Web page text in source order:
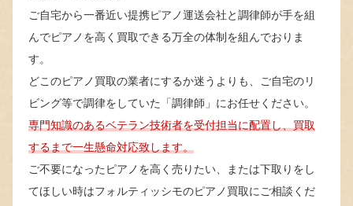
ご自宅から一番近い提携ピアノ運送会社と調律師が手を組
んでピアノを高く買取できる万全の体制を組んでおりま
す。
どこのピアノ買取の業者にするか迷うよりも、ご自宅のリ
ビング等で調律をしていた「調律師」にお任せください。
専門知識のあるベテラン技術者を受付担当に配置し、買取
するまで一生懸命対応致します。
ご不要になったピアノを高く売りたい、または下取りをし
てほしい時はフォルティッシモのピアノ買取にご相談くだ